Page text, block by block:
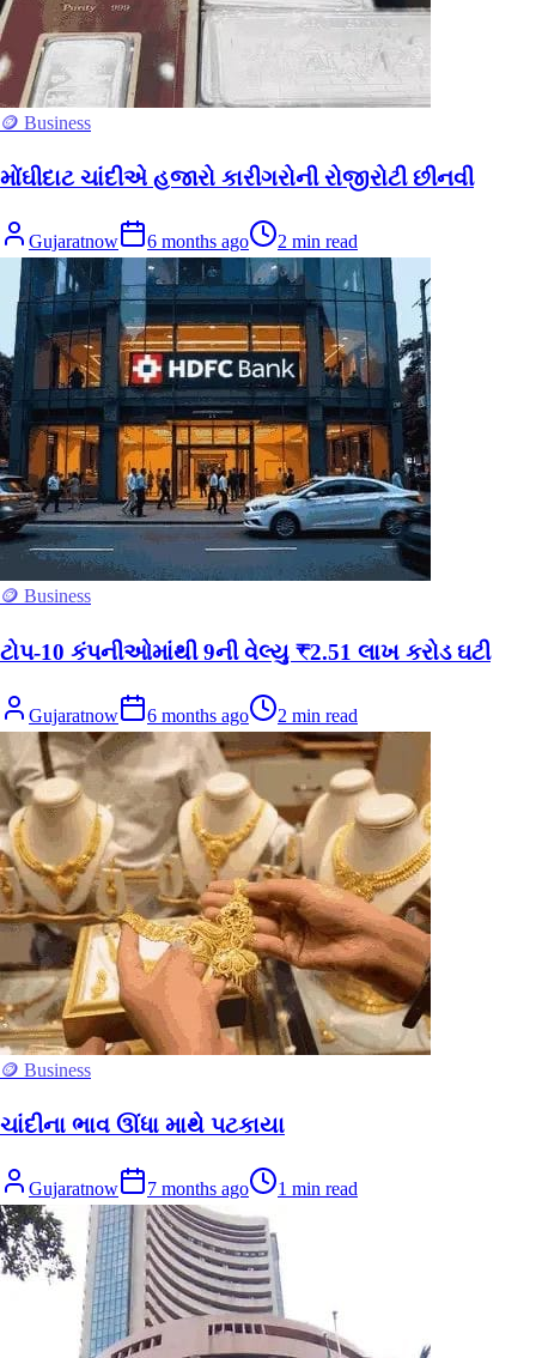
🪙 Business
મોંઘીદાટ ચાંદીએ હજારો કારીગરોની રોજીરોટી છીનવી
Gujaratnow 6 months ago 2 min read
🪙 Business
ટોપ-10 કંપનીઓમાંથી 9ની વેલ્યુ ₹2.51 લાખ કરોડ ઘટી
Gujaratnow 6 months ago 2 min read
🪙 Business
ચાંદીના ભાવ ઊંધા માથે પટકાયા
Gujaratnow 7 months ago 1 min read